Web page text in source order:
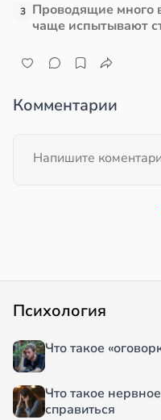
3 Проводящие много
чаще испытывают
Комментарии
Психология
Что такое
Что такое
справиться